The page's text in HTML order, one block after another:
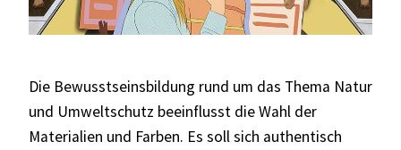
Die Bewusstseinsbildung rund um das Thema Natur
und Umweltschutz beeinflusst die Wahl der
Materialien und Farben. Es soll sich authentisch